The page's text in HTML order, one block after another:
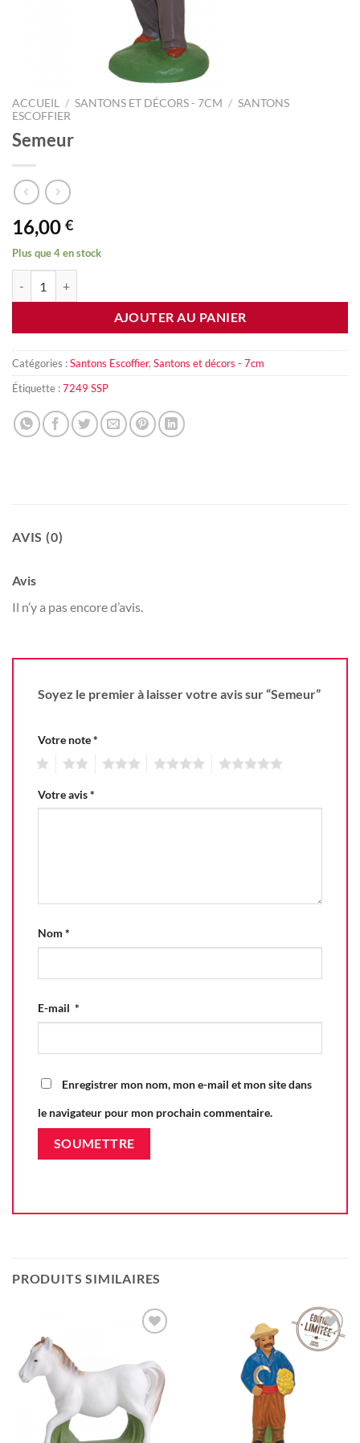
ACCUEIL / SANTONS ET DÉCORS - 7CM / SANTONS
ESCOFFIER
Semeur
16,00 €
Plus que 4 en stock
AJOUTER AU PANIER
Catégories :Santons Escoffier, Santons et décors - 7cm
Étiquette :7249 SSP
AVIS (0)
Avis
Il n’y a pas encore d’avis.
Soyez le premier à laisser votre avis sur “Semeur”
Votre note*
Votre avis*
Nom *
E-mail *
Enregistrer mon nom, mon e-mail et mon site dans
le navigateur pour mon prochain commentaire.
PRODUITS SIMILAIRES
d'envie
Ajouter